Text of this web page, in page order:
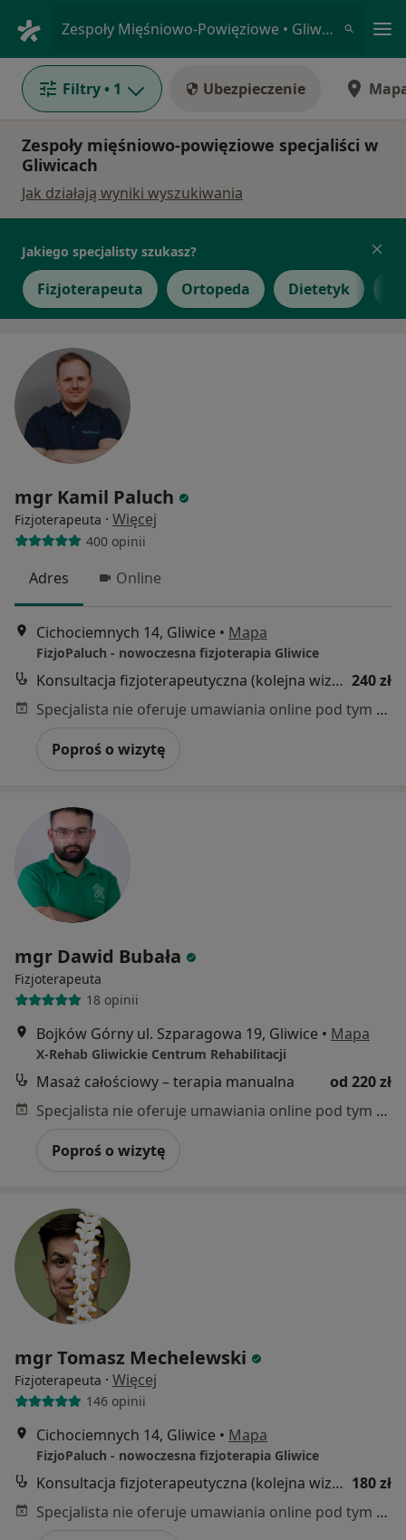
Zespoły Mięśniowo-Powięziowe • Gliwice, śląskie
Filtry • 1 Ubezpieczenie
Zespoły mięśniowo-powięziowe specjaliści w
Gliwicach
Jak działają wyniki wyszukiwania
Jakiego specjalisty szukasz?
Fizjoterapeuta Ortopeda Dietetyk
mgr Kamil Paluch
Fizjoterapeuta · Więcej
400 opinii
Adres Online
Cichociemnych 14, Gliwice • Mapa
FizjoPaluch - nowoczesna fizjoterapia Gliwice
Konsultacja fizjoterapeutyczna (kolejna wizyta) 240 zł
Specjalista nie oferuje umawiania online pod tym adresem.
Poproś o wizytę
mgr Dawid Bubała
Fizjoterapeuta
18 opinii
Bojków Górny ul. Szparagowa 19, Gliwice • Mapa
X-Rehab Gliwickie Centrum Rehabilitacji
Masaż całościowy – terapia manualna
od 220 zł
Specjalista nie oferuje umawiania online pod tym adresem.
Poproś o wizytę
mgr Tomasz Mechelewski
Fizjoterapeuta · Więcej
146 opinii
Cichociemnych 14, Gliwice • Mapa
FizjoPaluch - nowoczesna fizjoterapia Gliwice
Konsultacja fizjoterapeutyczna (kolejna wizyta) 180 zł
Specjalista nie oferuje umawiania online pod tym adresem.